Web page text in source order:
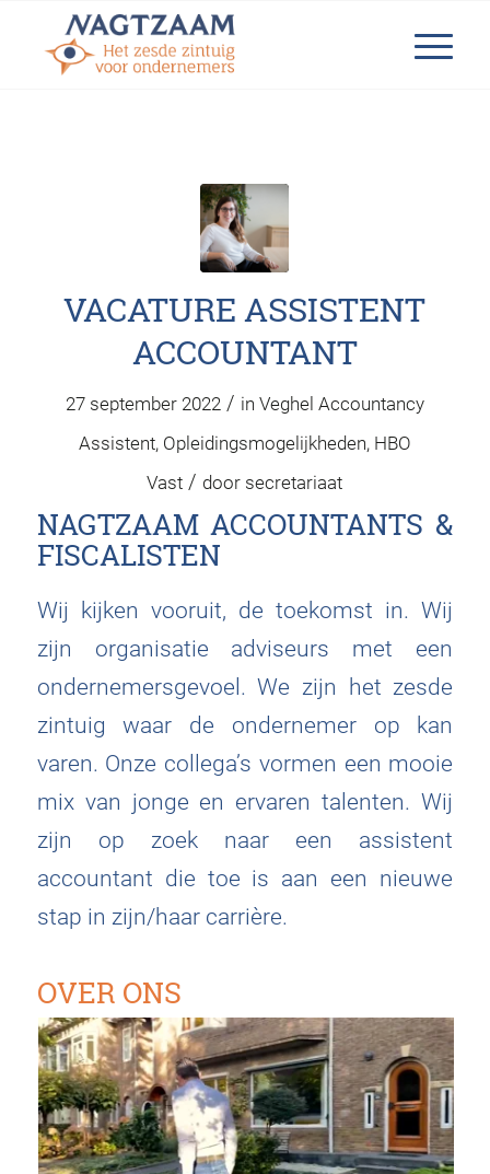
VACATURE ASSISTENT
ACCOUNTANT
27 september 2022 / in Veghel Accountancy
Assistent, Opleidingsmogelijkheden, HBO
Vast / door secretariaat
NAGTZAAM ACCOUNTANTS &
FISCALISTEN
Wij kijken vooruit, de toekomst in. Wij
zijn organisatie adviseurs met een
ondernemersgevoel. We zijn het zesde
zintuig waar de ondernemer op kan
varen. Onze collega’s vormen een mooie
mix van jonge en ervaren talenten. Wij
zijn op zoek naar een assistent
accountant die toe is aan een nieuwe
stap in zijn/haar carrière.
OVER ONS